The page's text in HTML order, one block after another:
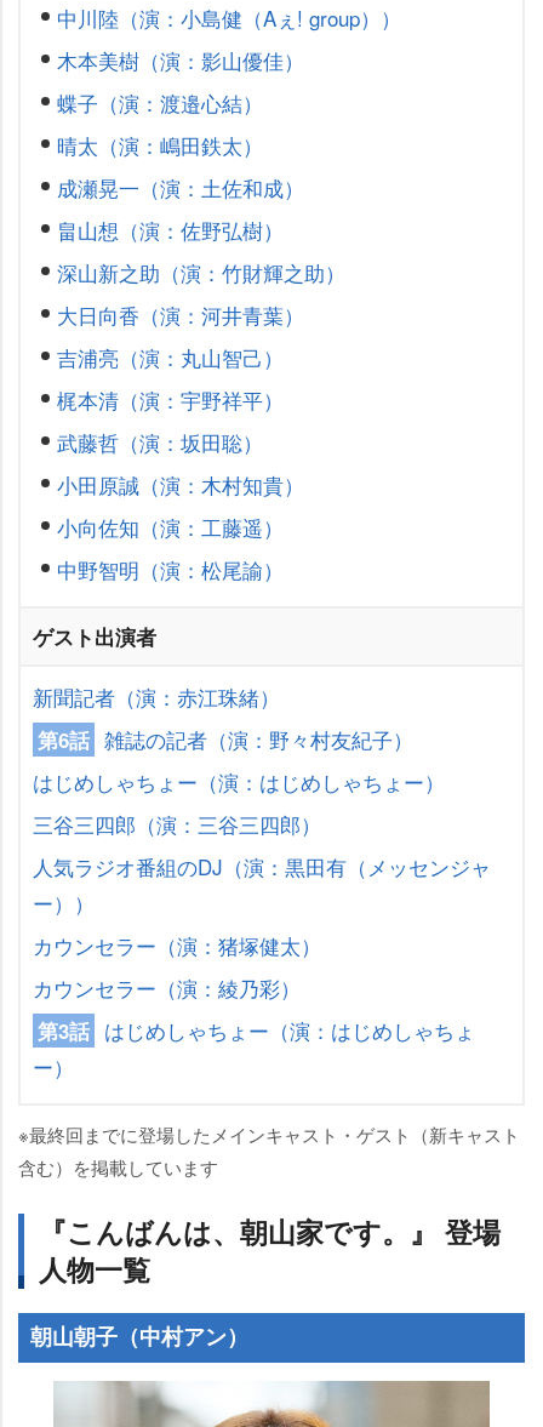
中川陸（演：小島健（Aぇ! group））
木本美樹（演：影山優佳）
蝶子（演：渡邉心結）
晴太（演：嶋田鉄太）
成瀬晃一（演：土佐和成）
畠山想（演：佐野弘樹）
深山新之助（演：竹財輝之助）
大日向香（演：河井青葉）
吉浦亮（演：丸山智己）
梶本清（演：宇野祥平）
武藤哲（演：坂田聡）
小田原誠（演：木村知貴）
小向佐知（演：工藤遥）
中野智明（演：松尾諭）
ゲスト出演者
新聞記者（演：赤江珠緒）
第6話 雑誌の記者（演：野々村友紀子）
はじめしゃちょー（演：はじめしゃちょー）
三谷三四郎（演：三谷三四郎）
人気ラジオ番組のDJ（演：黒田有（メッセンジャ
ー））
カウンセラー（演：猪塚健太）
カウンセラー（演：綾乃彩）
第3話 はじめしゃちょー（演：はじめしゃちょ
ー）
※最終回までに登場したメインキャスト・ゲスト（新キャスト
含む）を掲載しています
『こんばんは、朝山家です。』 登場
人物一覧
朝山朝子（中村アン）